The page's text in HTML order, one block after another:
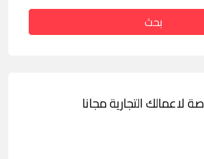
بحث
التجارية مجانا